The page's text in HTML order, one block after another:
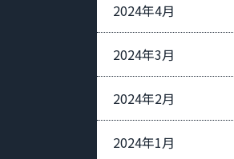
2024年4月
2024年3月
2024年2月
2024年1月